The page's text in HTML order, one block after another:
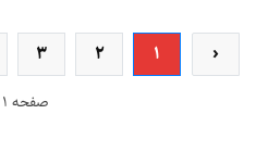
‹
1
2
3
صفحه 1 از 8